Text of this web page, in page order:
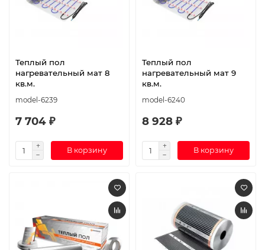
Теплый пол
нагревательный мат 8
кв.м.
model-6239
7 704 ₽
В корзину
Теплый пол
нагревательный мат 9
кв.м.
model-6240
8 928 ₽
В корзину